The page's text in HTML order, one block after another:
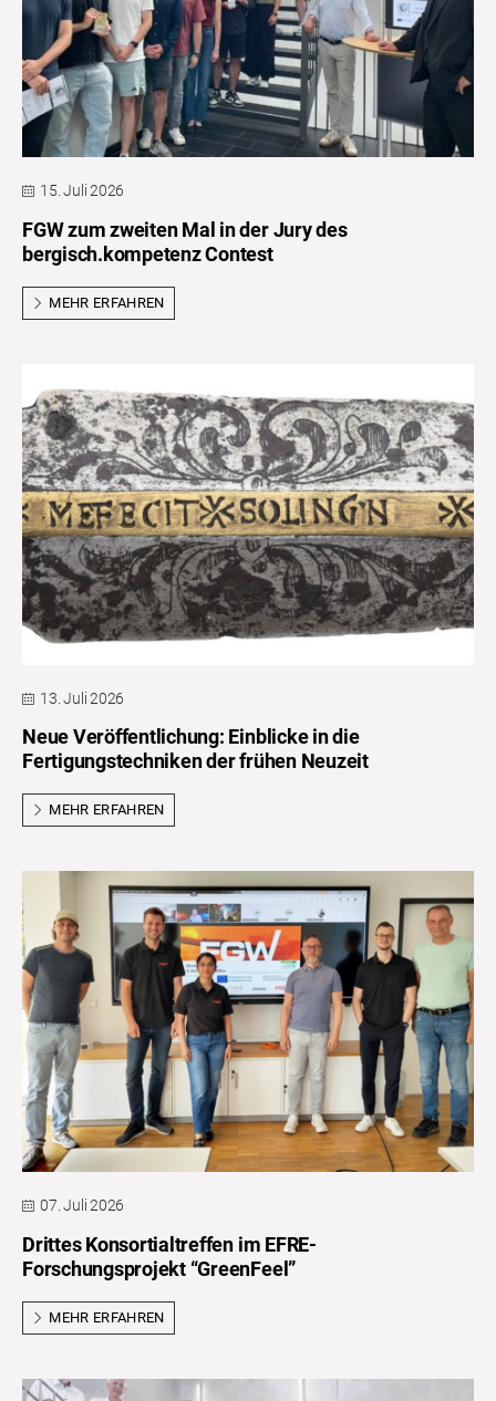
15. Juli 2026
FGW zum zweiten Mal in der Jury des
bergisch.kompetenz Contest
MEHR ERFAHREN
13. Juli 2026
Neue Veröffentlichung: Einblicke in die
Fertigungstechniken der frühen Neuzeit
MEHR ERFAHREN
07. Juli 2026
Drittes Konsortialtreffen im EFRE-
Forschungsprojekt “GreenFeel”
MEHR ERFAHREN